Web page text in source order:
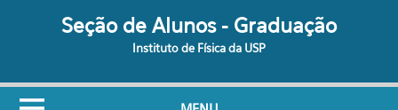
Seção de Alunos - Graduação
Instituto de Física da USP